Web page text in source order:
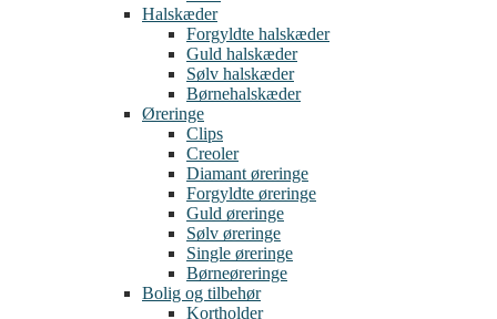
Halskæder
Forgyldte halskæder
Guld halskæder
Sølv halskæder
Børnehalskæder
Øreringe
Clips
Creoler
Diamant øreringe
Forgyldte øreringe
Guld øreringe
Sølv øreringe
Single øreringe
Børneøreringe
Bolig og tilbehør
Kortholder